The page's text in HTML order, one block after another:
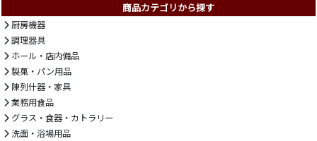
商品カテゴリから探す
厨房機器
調理器具
ホール・店内備品
製菓・パン用品
陳列什器・家具
業務用食品
グラス・食器・カトラリー
洗面・浴場用品